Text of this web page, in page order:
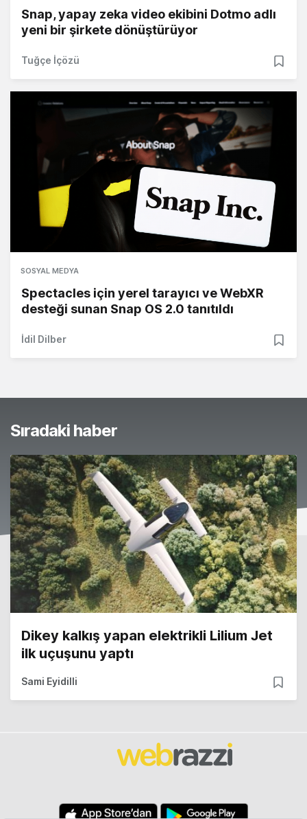
Snap, yapay zeka video ekibini Dotmo adlı
yeni bir şirkete dönüştürüyor
Tuğçe İçözü
SOSYAL MEDYA
Spectacles için yerel tarayıcı ve WebXR
desteği sunan Snap OS 2.0 tanıtıldı
İdil Dilber
Sıradaki haber
Dikey kalkış yapan elektrikli Lilium Jet
ilk uçuşunu yaptı
Sami Eyidilli